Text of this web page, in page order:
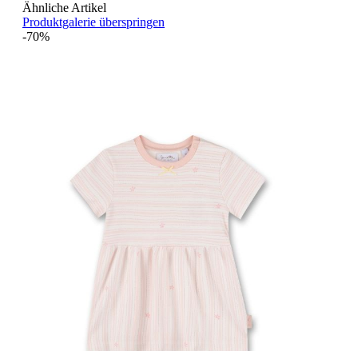
Ähnliche Artikel
Produktgalerie überspringen
-70%